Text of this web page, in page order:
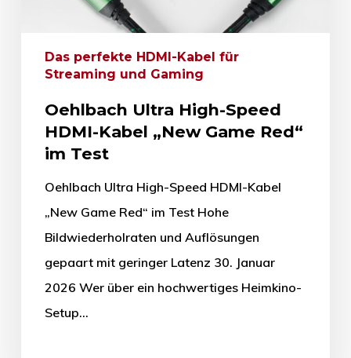
Das perfekte HDMI-Kabel für
Streaming und Gaming
Oehlbach Ultra High-Speed
HDMI-Kabel „New Game Red“
im Test
Oehlbach Ultra High-Speed HDMI-Kabel
„New Game Red“ im Test Hohe
Bildwiederholraten und Auflösungen
gepaart mit geringer Latenz 30. Januar
2026 Wer über ein hochwertiges Heimkino-
Setup…